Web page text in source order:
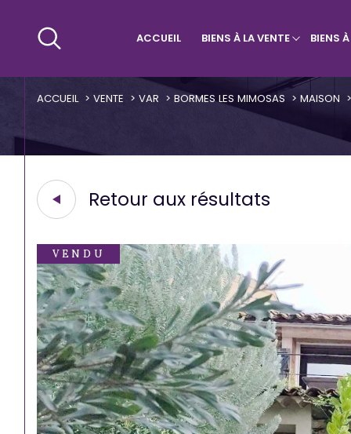
ACCUEIL BIENS À LA VENTE
Maisons & Villas
BIENS
Villa
Qui sommes-nous ?
ACCUEIL VENTE VAR BORMES LES MIMOSAS MAISON
Retour aux résultats
VENDU